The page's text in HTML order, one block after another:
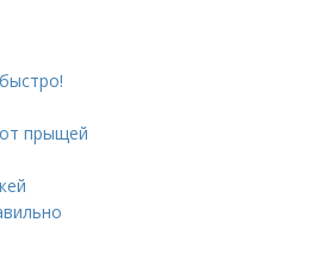
прыщей